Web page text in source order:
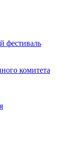
фестиваль
комитета